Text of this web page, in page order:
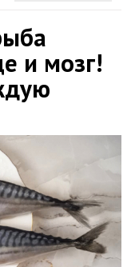
и мозг!